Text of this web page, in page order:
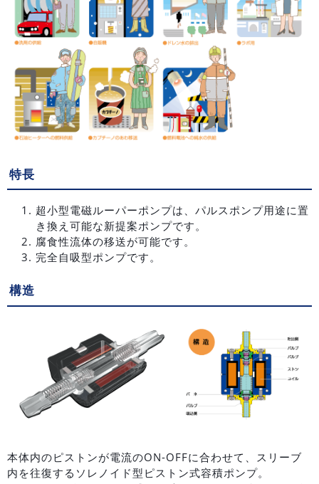
特長
超小型電磁ルーパーポンプは、パルスポンプ用途に置
き換え可能な新提案ポンプです。
腐食性流体の移送が可能です。
完全自吸型ポンプです。
構造
本体内のピストンが電流のON-OFFに合わせて、スリーブ
内を往復するソレノイド型ピストン式容積ポンプ。